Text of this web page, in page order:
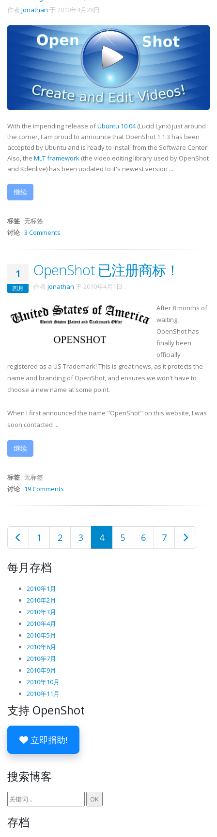
作者 Jonathan 于 2010年4月28日 .
With the impending release ofUbuntu 10.04(Lucid Lynx) just around
the corner, I am proud to announce that OpenShot 1.1.3 has been
accepted by Ubuntu and is ready to install from the Software Center!
Also, the MLT framework (the video editing library used by OpenShot
and Kdenlive) has been updated to it's newest version ...
继续
标签 : 无标签
讨论 : 3 Comments
1
四月
OpenShot 已注册商标！
作者 Jonathan 于 2010年4月1日 .
After 8 months of
waiting,
OpenShot has
finally been
officially
registered as a US Trademark! This is great news, as it protects the
name and branding of OpenShot, and ensures we won't have to
choose a new name at some point.
When I first announced the name "OpenShot" on this website, I was
soon contacted ...
继续
标签 : 无标签
讨论 : 19 Comments
1 2 3 4 5 6 7
每月存档
2010年1月
2010年2月
2010年3月
2010年4月
2010年5月
2010年6月
2010年7月
2010年9月
2010年10月
2010年11月
支持 OpenShot
立即捐助!
搜索博客
存档